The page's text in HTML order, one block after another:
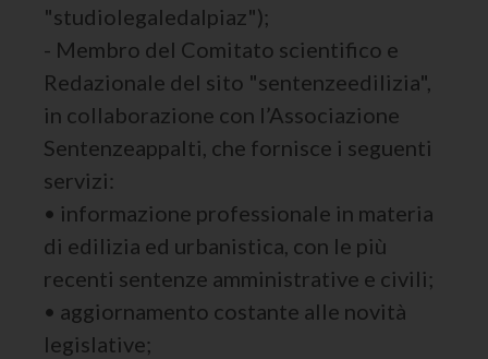
"studiolegaledalpiaz");
- Membro del Comitato scientifico e
Redazionale del sito "sentenzeedilizia",
in collaborazione con l’Associazione
Sentenzeappalti, che fornisce i seguenti
servizi:
• informazione professionale in materia
di edilizia ed urbanistica, con le più
recenti sentenze amministrative e civili;
• aggiornamento costante alle novità
legislative;